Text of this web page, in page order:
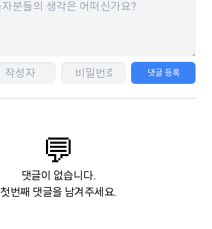
댓글 등록
💬
댓글이 없습니다.
첫번째 댓글을 남겨주세요.